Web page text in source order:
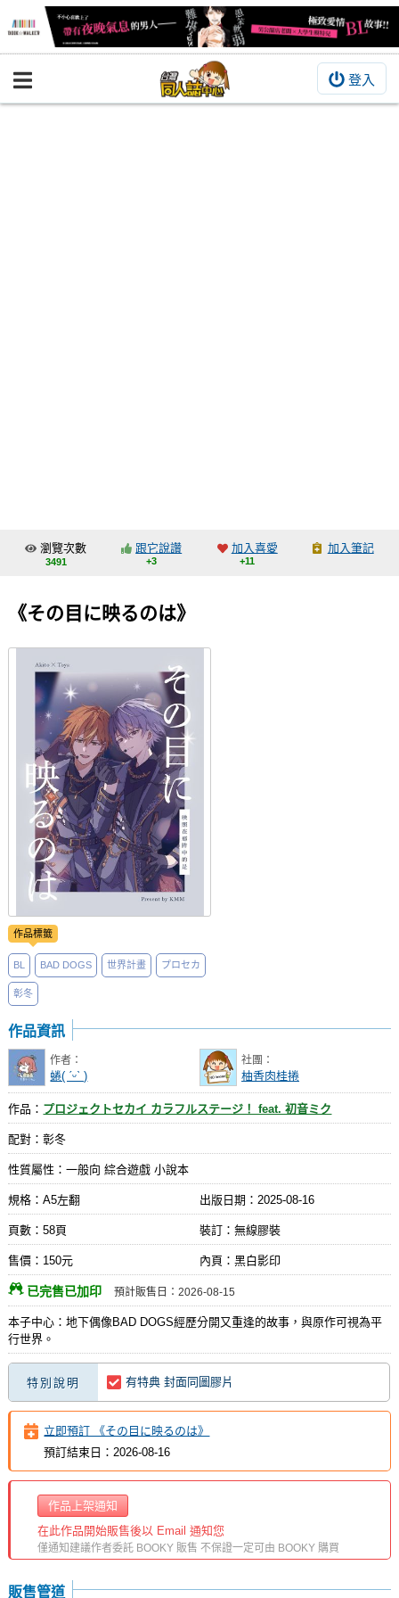
登入
BOOKY書集倉庫
交流中心
會員功能選單
註冊會員
登入
瀏覽次數
3491
跟它說讚
+3
加入喜愛
+11
加入筆記
《その目に映るのは》
作品標籤
BL BAD DOGS 世界計畫 プロセカ
彰冬
作品資訊
作者：
蜷( ˊᵕˋ )
社團：
柚香肉桂捲
作品： プロジェクトセカイ カラフルステージ！ feat. 初音ミク
配對：彰冬
性質屬性：一般向 綜合遊戲 小說本
規格：A5左翻 出版日期： 2025-08-16
頁數：58頁 裝訂：無線膠裝
售價：150元 內頁：黑白影印
已完售已加印 預計販售日：2026-08-15
本子中心：地下偶像BAD DOGS經歷分開又重逢的故事，與原作可視為平
行世界。
特別說明 有特典 封面同圖膠片
立即預訂 《その目に映るのは》
預訂結束日：2026-08-16
作品上架通知
在此作品開始販售後以 Email 通知您
僅通知建議作者委託 BOOKY 販售 不保證一定可由 BOOKY 購買
販售管道